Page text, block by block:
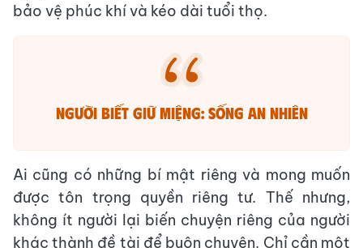
bảo vệ phúc khí và kéo dài tuổi thọ.
Người biết giữ miệng: Sống an nhiên
Ai cũng có những bí mật riêng và mong muốn
được tôn trọng quyền riêng tư. Thế nhưng,
không ít người lại biến chuyện riêng của người
khác thành đề tài để buôn chuyện. Chỉ cần một